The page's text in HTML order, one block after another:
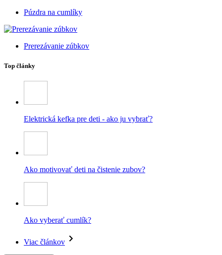
Púzdra na cumlíky
Prerezávanie zúbkov
Top články
Elektrická kefka pre deti - ako ju vybrať?
Ako motivovať deti na čistenie zubov?
Ako vyberať cumlík?
Viac článkov